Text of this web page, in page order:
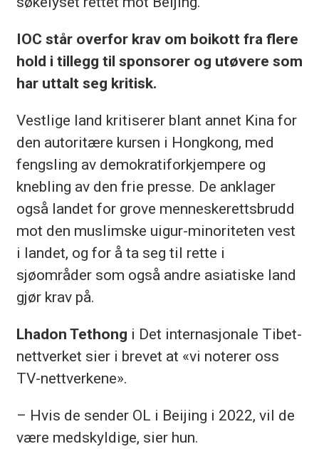
IOC står overfor krav om boikott fra flere
hold i tillegg til sponsorer og utøvere som
har uttalt seg kritisk.
Vestlige land kritiserer blant annet Kina for
den autoritære kursen i Hongkong, med
fengsling av demokratiforkjempere og
knebling av den frie presse. De anklager
også landet for grove menneskerettsbrudd
mot den muslimske uigur-minoriteten vest
i landet, og for å ta seg til rette i
sjøområder som også andre asiatiske land
gjør krav på.
Lhadon Tethong i Det internasjonale Tibet-
nettverket sier i brevet at «vi noterer oss
TV-nettverkene».
– Hvis de sender OL i Beijing i 2022, vil de
være medskyldige, sier hun.